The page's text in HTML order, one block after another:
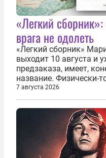
«Легкий
врага не одолеть
«Легкий сборник»
выходит 10 августа и
предзаказа, имеет,
название. Физически-
относительно. Но
безотносительно
каждый из которых
основном —...
7 августа 2026